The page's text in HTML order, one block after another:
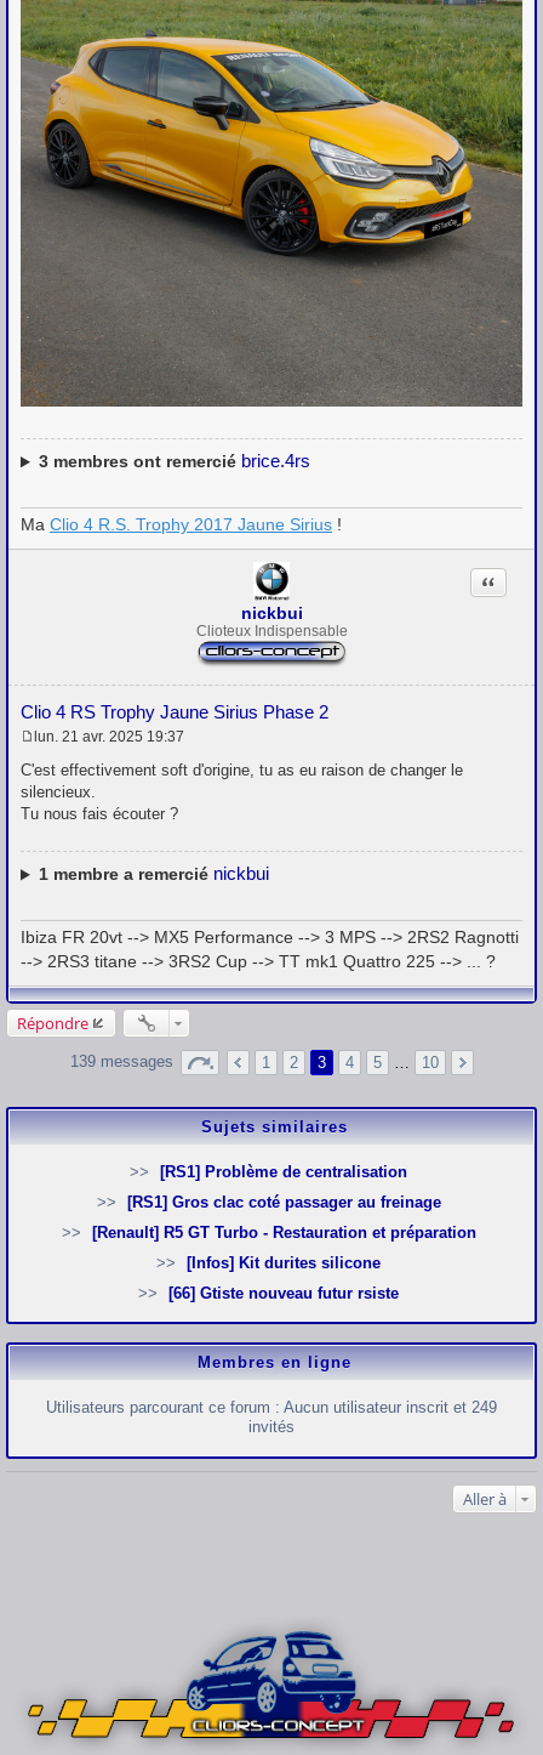
3membres ont remercié brice.4rs
Ma Clio 4 R.S. Trophy 2017 Jaune Sirius !
nickbui
Clioteux Indispensable
Clio 4 RS Trophy Jaune Sirius Phase 2
Citation
e
s
s
a
e
lun. 21 avr. 2025 19:37
C'est effectivement soft d'origine, tu as eu raison de changer le
silencieux.
Tu nous fais écouter ?
1membre a remercié nickbui
Ibiza FR 20vt --> MX5 Performance --> 3 MPS --> 2RS2 Ragnotti
--> 2RS3 titane --> 3RS2 Cup --> TT mk1 Quattro 225 --> ... ?
Répondre
139 messages 1 2 3 4 5 10
Sujets similaires
[RS1] Problème de centralisation
[RS1] Gros clac coté passager au freinage
[Renault] R5 GT Turbo - Restauration et préparation
[Infos] Kit durites silicone
[66] Gtiste nouveau futur rsiste
Membres en ligne
Utilisateurs parcourant ce forum : Aucun utilisateur inscrit et 249
invités
Aller à